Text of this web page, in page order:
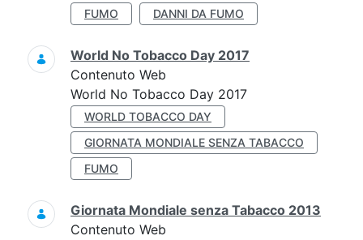
FUMO DANNI DA FUMO
World No Tobacco Day 2017
Contenuto Web
World No Tobacco Day 2017
WORLD TOBACCO DAY
GIORNATA MONDIALE SENZA TABACCO
FUMO
Giornata Mondiale senza Tabacco 2013
Contenuto Web